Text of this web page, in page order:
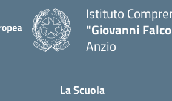
Istituto
"Giovanni
Anzio
La Scuola